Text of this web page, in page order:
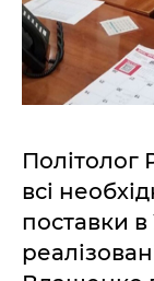
всі
поставки в